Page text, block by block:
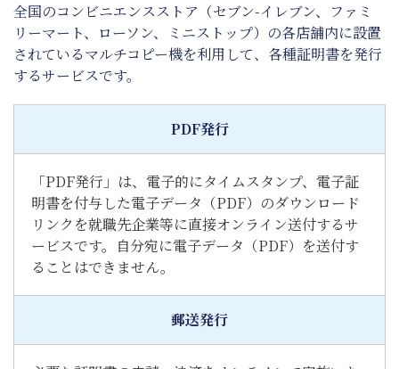
全国のコンビニエンスストア（セブン-イレブン、ファミ
リーマート、ローソン、ミニストップ）の各店舗内に設置
されているマルチコピー機を利用して、各種証明書を発行
するサービスです。
PDF発行
「PDF発行」は、電子的にタイムスタンプ、電子証
明書を付与した電子データ（PDF）のダウンロード
リンクを就職先企業等に直接オンライン送付するサ
ービスです。自分宛に電子データ（PDF）を送付す
ることはできません。
郵送発行